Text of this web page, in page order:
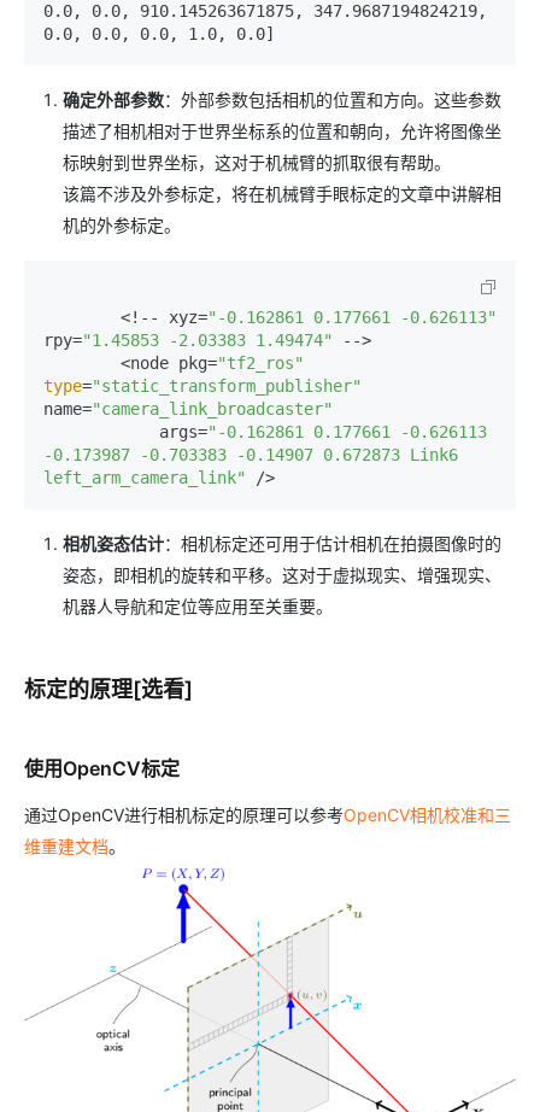
0.0, 0.0, 910.145263671875, 347.9687194824219,
确定外部参数：外部参数包括相机的位置和方向。这些参数
描述了相机相对于世界坐标系的位置和朝向，允许将图像坐
标映射到世界坐标，这对于机械臂的抓取很有帮助。
该篇不涉及外参标定，将在机械臂手眼标定的文章中讲解相
机的外参标定。
        <!-- xyz=
"-0.162861 0.177661 -0.626113"
rpy="1.45853 -2.03383 1.49474"
-->
        <node pkg=
"tf2_ros"
type="static_transform_publisher"
name="camera_link_broadcaster"
            args=
"-0.162861 0.177661 -0.626113
-0.173987 -0.703383 -0.14907 0.672873 Link6
left_arm_camera_link"
相机姿态估计：相机标定还可用于估计相机在拍摄图像时的
姿态，即相机的旋转和平移。这对于虚拟现实、增强现实、
机器人导航和定位等应用至关重要。
标定的原理[选看]
使用OpenCV标定
通过OpenCV进行相机标定的原理可以参考OpenCV相机校准和三
维重建文档。